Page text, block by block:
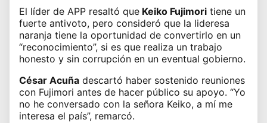
El líder de APP resaltó que Keiko Fujimori tiene un
fuerte antivoto, pero consideró que la lideresa
naranja tiene la oportunidad de convertirlo en un
“reconocimiento”, si es que realiza un trabajo
honesto y sin corrupción en un eventual gobierno.
César Acuña descartó haber sostenido reuniones
con Fujimori antes de hacer público su apoyo. “Yo
no he conversado con la señora Keiko, a mí me
interesa el país”, remarcó.